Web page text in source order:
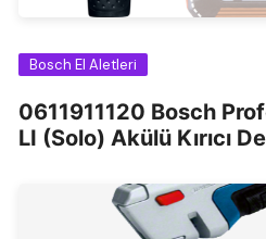
Bosch El Aletleri
0611911120 Bosch
LI (Solo) Akülü Kırıcı